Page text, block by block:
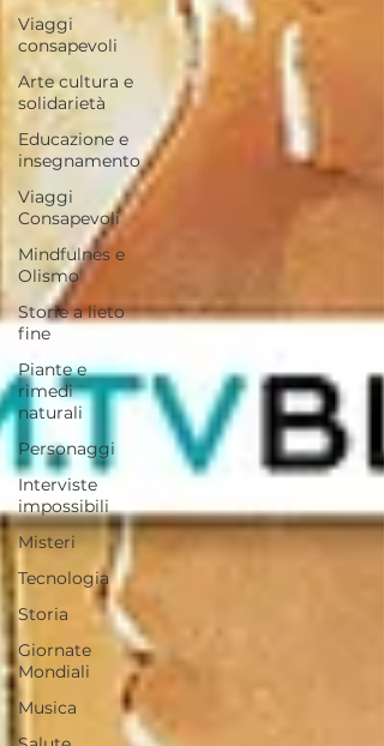
Viaggi
consapevoli
Arte cultura e
solidarietà
Educazione e
insegnamento
Viaggi
Consapevoli
Mindfulnes e
Olismo
Storie a lieto
fine
Piante e
rimedi
naturali
Personaggi
Interviste
impossibili
Misteri
Tecnologia
Storia
Giornate
Mondiali
Musica